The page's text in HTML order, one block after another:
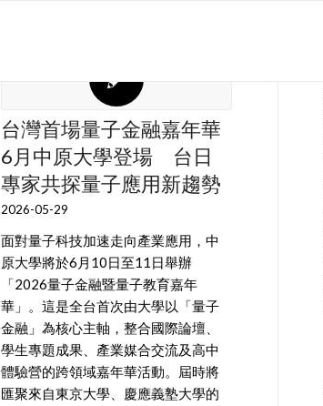
台灣首場量子金融嘉年華
6月中原大學登場 台日
專家共探量子應用新趨勢
2026-05-29
面對量子科技加速走向產業應用，中
原大學將於6月10日至11日舉辦
「2026量子金融暨量子教育嘉年
華」。這是全台首次由大學以「量子
金融」為核心主軸，整合國際論壇、
學生專題成果、產業媒合交流及高中
體驗營的跨領域嘉年華活動。屆時將
匯聚來自東京大學、慶應義塾大學的